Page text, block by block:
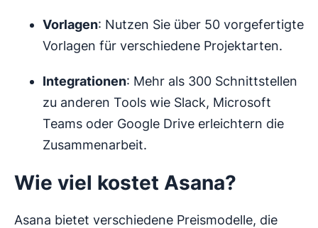
Vorlagen: Nutzen Sie über 50 vorgefertigte
Vorlagen für verschiedene Projektarten.
Integrationen: Mehr als 300 Schnittstellen
zu anderen Tools wie Slack, Microsoft
Teams oder Google Drive erleichtern die
Zusammenarbeit.
Wie viel kostet Asana?
Asana bietet verschiedene Preismodelle, die